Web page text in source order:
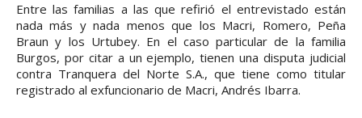
Entre las familias a las que refirió el entrevistado están
nada más y nada menos que los Macri, Romero, Peña
Braun y los Urtubey. En el caso particular de la familia
Burgos, por citar a un ejemplo, tienen una disputa judicial
contra Tranquera del Norte S.A., que tiene como titular
registrado al exfuncionario de Macri, Andrés Ibarra.